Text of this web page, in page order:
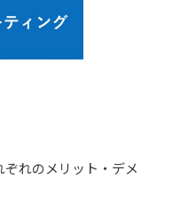
れのメリット・デメ